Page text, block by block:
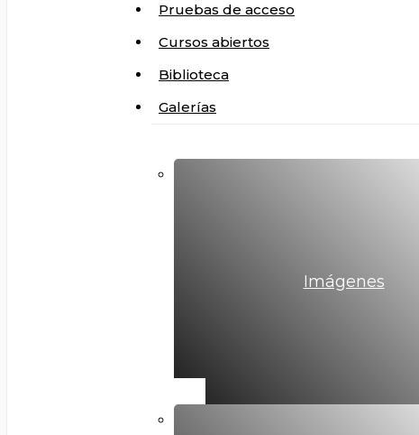
Pruebas de acceso
Cursos abiertos
Biblioteca
Galerías
Imágenes